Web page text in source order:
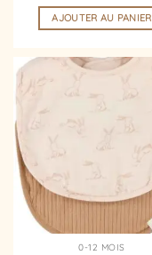
AJOUTER AU PANIER
0-12 MOIS